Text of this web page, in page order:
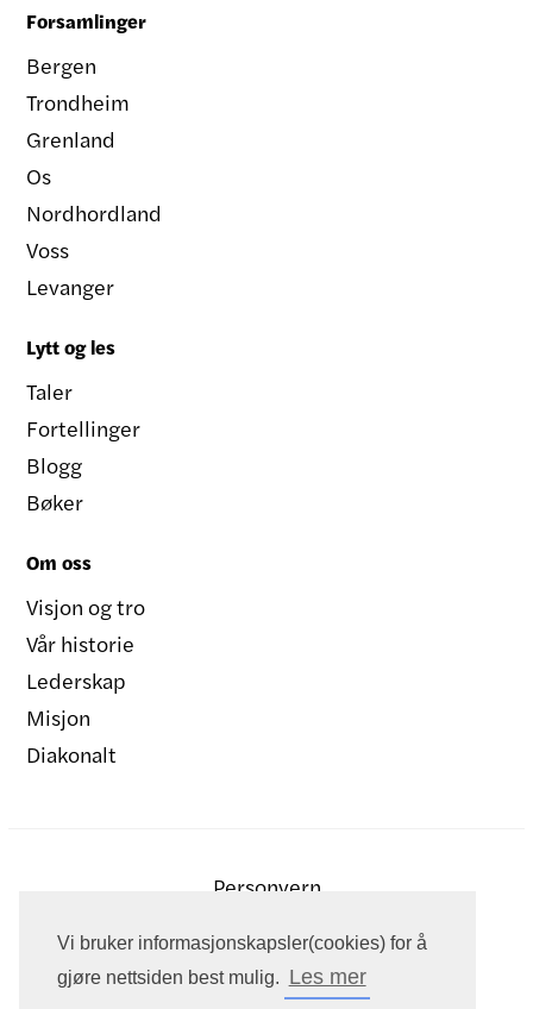
Vi bruker informasjonskapsler(cookies) for å
gjøre nettsiden best mulig. Les mer
Forsamlinger
Bergen
Trondheim
Grenland
Os
Nordhordland
Voss
Levanger
Lytt og les
Taler
Fortellinger
Blogg
Bøker
Om oss
Visjon og tro
Vår historie
Lederskap
Misjon
Diakonalt
Personvern